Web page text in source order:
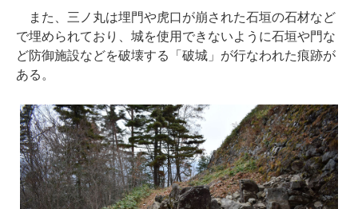
また、三ノ丸は埋門や虎口が崩された石垣の石材など
で埋められており、城を使用できないように石垣や門な
ど防御施設などを破壊する「破城」が行なわれた痕跡が
ある。